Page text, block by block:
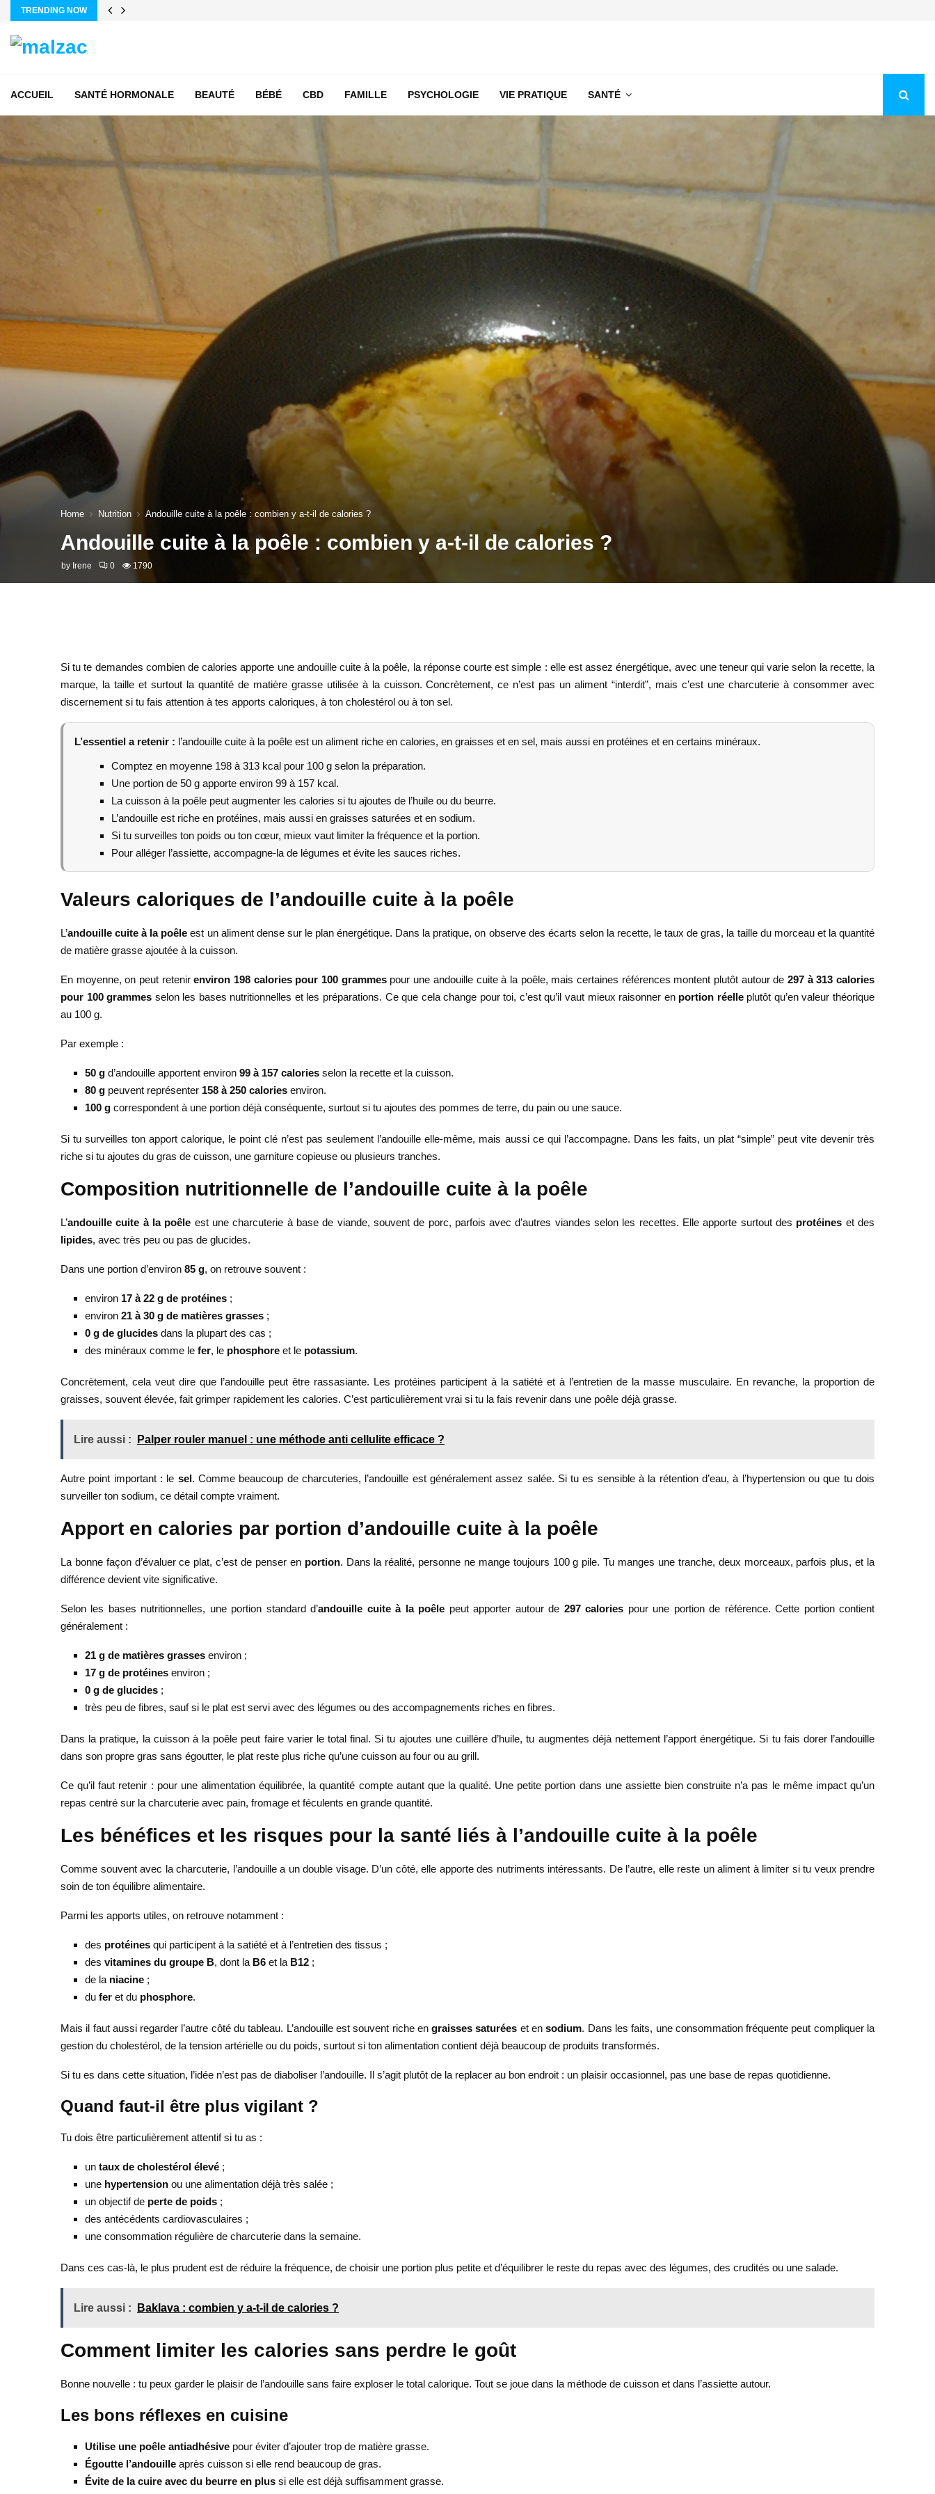
TRENDING NOW
ACCUEIL SANTÉ HORMONALE BEAUTÉ BÉBÉ CBD FAMILLE PSYCHOLOGIE VIE PRATIQUE SANTÉ
Home Nutrition Andouille cuite à la poêle : combien y a-t-il de calories ?
Andouille cuite à la poêle : combien y a-t-il de calories ?
by Irene 0 1790
Si tu te demandes combien de calories apporte une andouille cuite à la poêle, la réponse courte est simple : elle est assez énergétique, avec une teneur qui varie selon la recette, la
marque, la taille et surtout la quantité de matière grasse utilisée à la cuisson. Concrètement, ce n’est pas un aliment “interdit”, mais c’est une charcuterie à consommer avec
discernement si tu fais attention à tes apports caloriques, à ton cholestérol ou à ton sel.
L’essentiel a retenir : l’andouille cuite à la poêle est un aliment riche en calories, en graisses et en sel, mais aussi en protéines et en certains minéraux.
Comptez en moyenne 198 à 313 kcal pour 100 g selon la préparation.
Une portion de 50 g apporte environ 99 à 157 kcal.
La cuisson à la poêle peut augmenter les calories si tu ajoutes de l’huile ou du beurre.
L’andouille est riche en protéines, mais aussi en graisses saturées et en sodium.
Si tu surveilles ton poids ou ton cœur, mieux vaut limiter la fréquence et la portion.
Pour alléger l’assiette, accompagne-la de légumes et évite les sauces riches.
Valeurs caloriques de l’andouille cuite à la poêle
L’andouille cuite à la poêle est un aliment dense sur le plan énergétique. Dans la pratique, on observe des écarts selon la recette, le taux de gras, la taille du morceau et la quantité
de matière grasse ajoutée à la cuisson.
En moyenne, on peut retenirenviron 198 calories pour 100 grammespour une andouille cuite à la poêle, mais certaines références montent plutôt autour de 297 à 313 calories
pour 100 grammes selon les bases nutritionnelles et les préparations. Ce que cela change pour toi, c’est qu’il vaut mieux raisonner en portion réelleplutôt qu’en valeur théorique
au 100 g.
Par exemple :
50 g d’andouille apportent environ 99 à 157 calories selon la recette et la cuisson.
80 g peuvent représenter 158 à 250 calories environ.
100 g correspondent à une portion déjà conséquente, surtout si tu ajoutes des pommes de terre, du pain ou une sauce.
Si tu surveilles ton apport calorique, le point clé n’est pas seulement l’andouille elle-même, mais aussi ce qui l’accompagne. Dans les faits, un plat “simple” peut vite devenir très
riche si tu ajoutes du gras de cuisson, une garniture copieuse ou plusieurs tranches.
Composition nutritionnelle de l’andouille cuite à la poêle
L’andouille cuite à la poêle est une charcuterie à base de viande, souvent de porc, parfois avec d’autres viandes selon les recettes. Elle apporte surtout des protéines et des
lipides, avec très peu ou pas de glucides.
Dans une portion d’environ 85 g, on retrouve souvent :
environ 17 à 22 g de protéines ;
environ 21 à 30 g de matières grasses ;
0 g de glucides dans la plupart des cas ;
des minéraux comme le fer, le phosphore et le potassium.
Concrètement, cela veut dire que l’andouille peut être rassasiante. Les protéines participent à la satiété et à l’entretien de la masse musculaire. En revanche, la proportion de
graisses, souvent élevée, fait grimper rapidement les calories. C’est particulièrement vrai si tu la fais revenir dans une poêle déjà grasse.
Lire aussi : Palper rouler manuel : une méthode anti cellulite efficace ?
Autre point important : le sel. Comme beaucoup de charcuteries, l’andouille est généralement assez salée. Si tu es sensible à la rétention d’eau, à l’hypertension ou que tu dois
surveiller ton sodium, ce détail compte vraiment.
Apport en calories par portion d’andouille cuite à la poêle
La bonne façon d’évaluer ce plat, c’est de penser en portion. Dans la réalité, personne ne mange toujours 100 g pile. Tu manges une tranche, deux morceaux, parfois plus, et la
différence devient vite significative.
Selon les bases nutritionnelles, une portion standard d’andouille cuite à la poêle peut apporter autour de 297 calories pour une portion de référence. Cette portion contient
généralement :
21 g de matières grasses environ ;
17 g de protéines environ ;
0 g de glucides ;
très peu de fibres, sauf si le plat est servi avec des légumes ou des accompagnements riches en fibres.
Dans la pratique, la cuisson à la poêle peut faire varier le total final. Si tu ajoutes une cuillère d’huile, tu augmentes déjà nettement l’apport énergétique. Si tu fais dorer l’andouille
dans son propre gras sans égoutter, le plat reste plus riche qu’une cuisson au four ou au grill.
Ce qu’il faut retenir : pour une alimentation équilibrée, la quantité compte autant que la qualité. Une petite portion dans une assiette bien construite n’a pas le même impact qu’un
repas centré sur la charcuterie avec pain, fromage et féculents en grande quantité.
Les bénéfices et les risques pour la santé liés à l’andouille cuite à la poêle
Comme souvent avec la charcuterie, l’andouille a un double visage. D’un côté, elle apporte des nutriments intéressants. De l’autre, elle reste un aliment à limiter si tu veux prendre
soin de ton équilibre alimentaire.
Parmi les apports utiles, on retrouve notamment :
des protéines qui participent à la satiété et à l’entretien des tissus ;
des vitamines du groupe B, dont la B6 et la B12 ;
de la niacine ;
du fer et du phosphore.
Mais il faut aussi regarder l’autre côté du tableau. L’andouille est souvent riche engraisses saturées et ensodium. Dans les faits, une consommation fréquente peut compliquer la
gestion du cholestérol, de la tension artérielle ou du poids, surtout si ton alimentation contient déjà beaucoup de produits transformés.
Si tu es dans cette situation, l’idée n’est pas de diaboliser l’andouille. Il s’agit plutôt de la replacer au bon endroit : un plaisir occasionnel, pas une base de repas quotidienne.
Quand faut-il être plus vigilant ?
Tu dois être particulièrement attentif si tu as :
un taux de cholestérol élevé ;
une hypertension ou une alimentation déjà très salée ;
un objectif de perte de poids ;
des antécédents cardiovasculaires ;
une consommation régulière de charcuterie dans la semaine.
Dans ces cas-là, le plus prudent est de réduire la fréquence, de choisir une portion plus petite et d’équilibrer le reste du repas avec des légumes, des crudités ou une salade.
Lire aussi : Baklava : combien y a-t-il de calories ?
Comment limiter les calories sans perdre le goût
Bonne nouvelle : tu peux garder le plaisir de l’andouille sans faire exploser le total calorique. Tout se joue dans la méthode de cuisson et dans l’assiette autour.
Les bons réflexes en cuisine
Utilise une poêle antiadhésive pour éviter d’ajouter trop de matière grasse.
Égoutte l’andouille après cuisson si elle rend beaucoup de gras.
Évite de la cuire avec du beurre en plus si elle est déjà suffisamment grasse.